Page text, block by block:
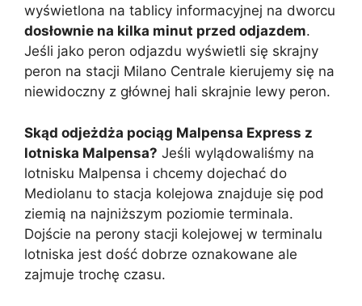
wyświetlona na tablicy informacyjnej na dworcu
dosłownie na kilka minut przed odjazdem.
Jeśli jako peron odjazdu wyświetli się skrajny
peron na stacji Milano Centrale kierujemy się na
niewidoczny z głównej hali skrajnie lewy peron.
Skąd odjeżdża pociąg Malpensa Express z
lotniska Malpensa? Jeśli wylądowaliśmy na
lotnisku Malpensa i chcemy dojechać do
Mediolanu to stacja kolejowa znajduje się pod
ziemią na najniższym poziomie terminala.
Dojście na perony stacji kolejowej w terminalu
lotniska jest dość dobrze oznakowane ale
zajmuje trochę czasu.